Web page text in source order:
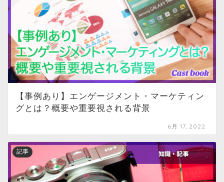
【事例あり】エンゲージメント・マーケティン
グとは？概要や重要視される背景
6月 17, 2022
記事